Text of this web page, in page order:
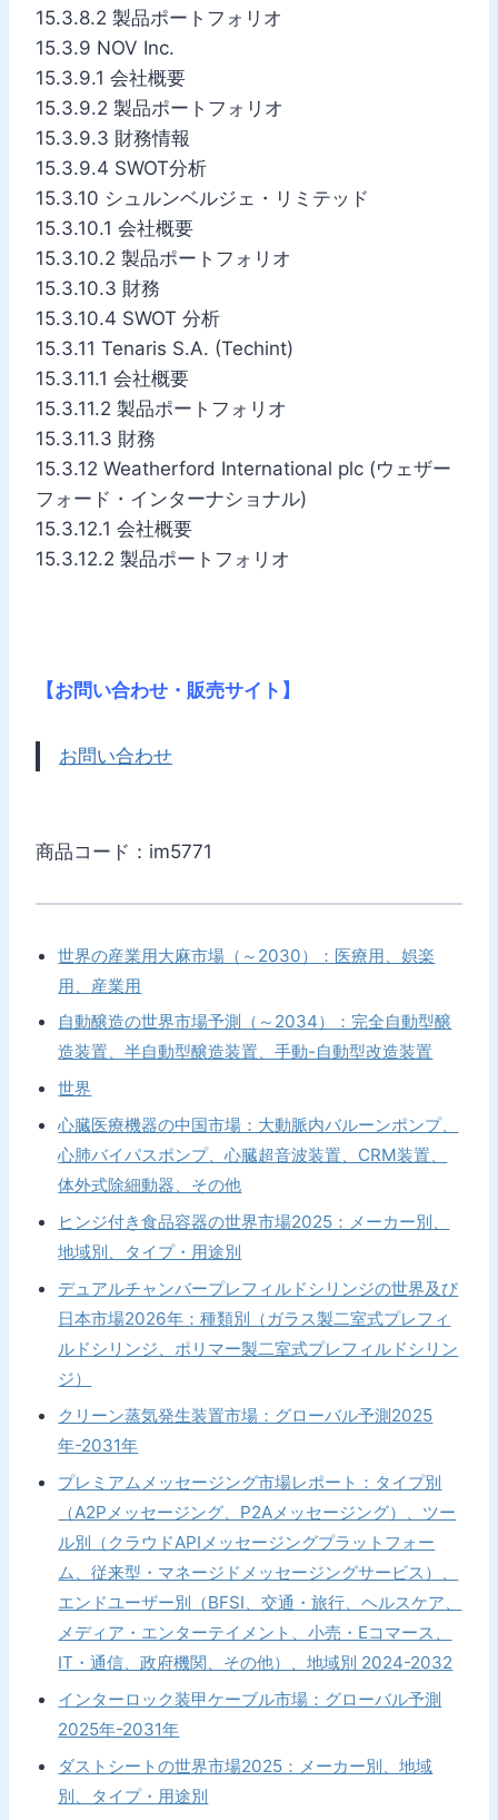
15.3.8.2 製品ポートフォリオ
15.3.9 NOV Inc.
15.3.9.1 会社概要
15.3.9.2 製品ポートフォリオ
15.3.9.3 財務情報
15.3.9.4 SWOT分析
15.3.10 シュルンベルジェ・リミテッド
15.3.10.1 会社概要
15.3.10.2 製品ポートフォリオ
15.3.10.3 財務
15.3.10.4 SWOT 分析
15.3.11 Tenaris S.A. (Techint)
15.3.11.1 会社概要
15.3.11.2 製品ポートフォリオ
15.3.11.3 財務
15.3.12 Weatherford International plc (ウェザー
フォード・インターナショナル)
15.3.12.1 会社概要
15.3.12.2 製品ポートフォリオ
【お問い合わせ・販売サイト】
お問い合わせ
商品コード：im5771
世界の産業用大麻市場（～2030）：医療用、娯楽
用、産業用
自動醸造の世界市場予測（～2034）：完全自動型醸
造装置、半自動型醸造装置、手動-自動型改造装置
世界
心臓医療機器の中国市場：大動脈内バルーンポンプ、
心肺バイパスポンプ、心臓超音波装置、CRM装置、
体外式除細動器、その他
ヒンジ付き食品容器の世界市場2025：メーカー別、
地域別、タイプ・用途別
デュアルチャンバープレフィルドシリンジの世界及び
日本市場2026年：種類別（ガラス製二室式プレフィ
ルドシリンジ、ポリマー製二室式プレフィルドシリン
ジ）
クリーン蒸気発生装置市場：グローバル予測2025
年-2031年
プレミアムメッセージング市場レポート：タイプ別
（A2Pメッセージング、P2Aメッセージング）、ツー
ル別（クラウドAPIメッセージングプラットフォー
ム、従来型・マネージドメッセージングサービス）、
エンドユーザー別（BFSI、交通・旅行、ヘルスケア、
メディア・エンターテイメント、小売・Eコマース、
IT・通信、政府機関、その他）、地域別 2024-2032
インターロック装甲ケーブル市場：グローバル予測
2025年-2031年
ダストシートの世界市場2025：メーカー別、地域
別、タイプ・用途別